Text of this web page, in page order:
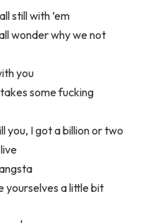
still with ’em
wonder why we not
you
some fucking
you, I got a billion or two
yourselves a little bit